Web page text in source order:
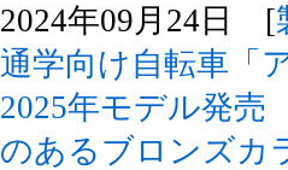
2024年09月24日 [
通学向け自転車「
2025年モデル発
のあるブロンズカ